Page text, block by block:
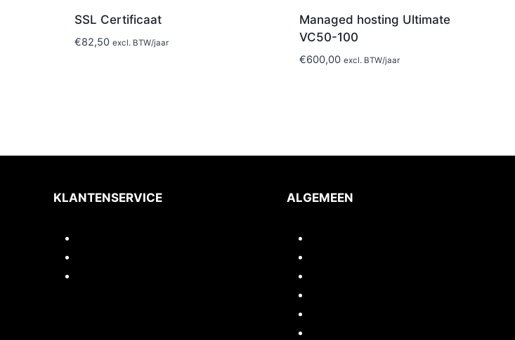
SSL Certificaat
€82,50 excl. BTW/jaar
Managed hosting Ultimate
VC50-100
€600,00 excl. BTW/jaar
KLANTENSERVICE ALGEMEEN